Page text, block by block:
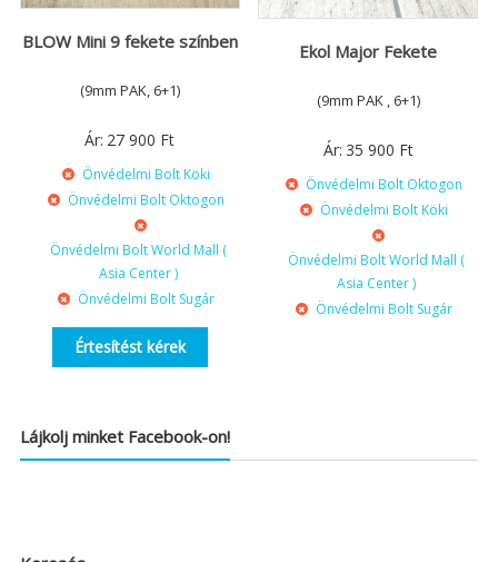
BLOW Mini 9 fekete színben
(9mm PAK, 6+1)
Ár: 27 900 Ft
Önvédelmi Bolt Köki
Önvédelmi Bolt Oktogon
Önvédelmi Bolt World Mall (
Asia Center )
Önvédelmi Bolt Sugár
Értesítést kérek
Ekol Major Fekete
(9mm PAK , 6+1)
Ár: 35 900 Ft
Önvédelmi Bolt Oktogon
Önvédelmi Bolt Köki
Önvédelmi Bolt World Mall (
Asia Center )
Önvédelmi Bolt Sugár
Lájkolj minket Facebook-on!